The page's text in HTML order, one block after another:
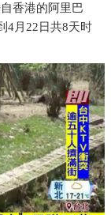
香港的阿里巴
4月22日共8天时